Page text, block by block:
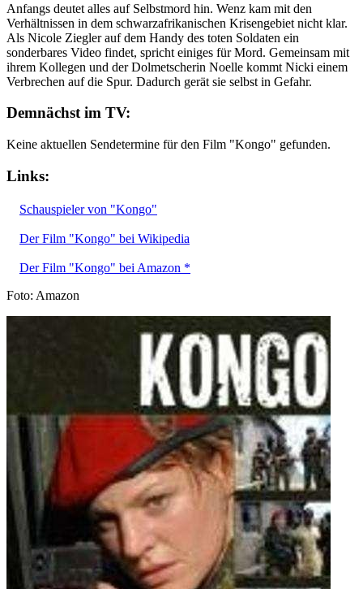
Anfangs deutet alles auf Selbstmord hin. Wenz kam mit den
Verhältnissen in dem schwarzafrikanischen Krisengebiet nicht klar.
Als Nicole Ziegler auf dem Handy des toten Soldaten ein
sonderbares Video findet, spricht einiges für Mord. Gemeinsam mit
ihrem Kollegen und der Dolmetscherin Noelle kommt Nicki einem
Verbrechen auf die Spur. Dadurch gerät sie selbst in Gefahr.
Demnächst im TV:
Keine aktuellen Sendetermine für den Film "Kongo" gefunden.
Links:
Schauspieler von "Kongo"
Der Film "Kongo" bei Wikipedia
Der Film "Kongo" bei Amazon *
Foto: Amazon